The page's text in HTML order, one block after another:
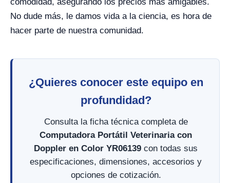
No dude más, le damos vida a la ciencia, es hora de
hacer parte de nuestra comunidad.
¿Quieres conocer este equipo en
profundidad?
Consulta la ficha técnica completa de
Computadora Portátil Veterinaria con
Doppler en Color YR06139 con todas sus
especificaciones, dimensiones, accesorios y
opciones de cotización.